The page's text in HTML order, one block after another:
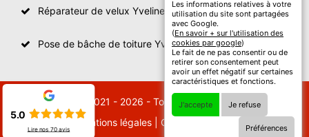
Réparateur de velux Yvelines 78
Pose de bâche de toiture Yvelines 78
© 2021 - 2026 - Tout droit réservé
Mentions légales| Contactez-nous
Les informations relatives à votre
utilisation du site sont partagées
avec Google.
(En savoir + sur l'utilisation des
cookies par google)
Le fait de ne pas consentir ou de
retirer son consentement peut
avoir un effet négatif sur certaines
caractéristiques et fonctions.
J'accepte Je refuse
Préférences
5.0
Lire nos 70avis